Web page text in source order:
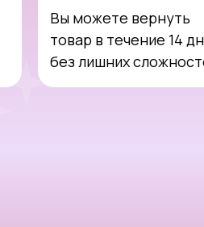
Вы можете вернуть
товар в течение 14
без лишних